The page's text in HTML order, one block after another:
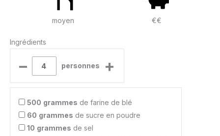
moyen €€
Ingrédients
– personnes +
500 grammes de farine de blé
60 grammes de sucre en poudre
10 grammes de sel